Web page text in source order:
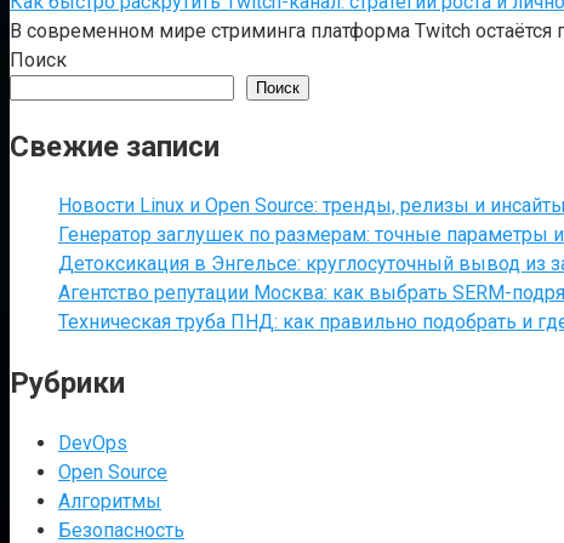
В современном мире стриминга платформа Twitch остаётся
Поиск
Поиск
Свежие записи
Новости Linux и Open Source: тренды, релизы и инсайты
Генератор заглушек по размерам: точные параметры
Детоксикация в Энгельсе: круглосуточный вывод из
Агентство репутации Москва: как выбрать SERM-
Техническая труба ПНД: как правильно подобрать и
Рубрики
DevOps
Open Source
Алгоритмы
Безопасность